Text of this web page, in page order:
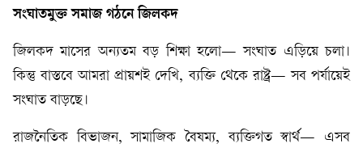
সংঘাতমুক্ত সমাজ গঠনে জিলকদ
জিলকদ মাসের অন্যতম বড় শিক্ষা হলো— সংঘাত এড়িয়ে চলা।
কিন্তু বাস্তবে আমরা প্রায়শই দেখি, ব্যক্তি থেকে রাষ্ট্র— সব পর্যায়েই
সংঘাত বাড়ছে।
রাজনৈতিক বিভাজন, সামাজিক বৈষম্য, ব্যক্তিগত স্বার্থ— এসব